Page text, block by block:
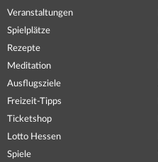
Veranstaltungen
Spielplätze
Rezepte
Meditation
Ausflugsziele
Freizeit-Tipps
Ticketshop
Lotto Hessen
Spiele